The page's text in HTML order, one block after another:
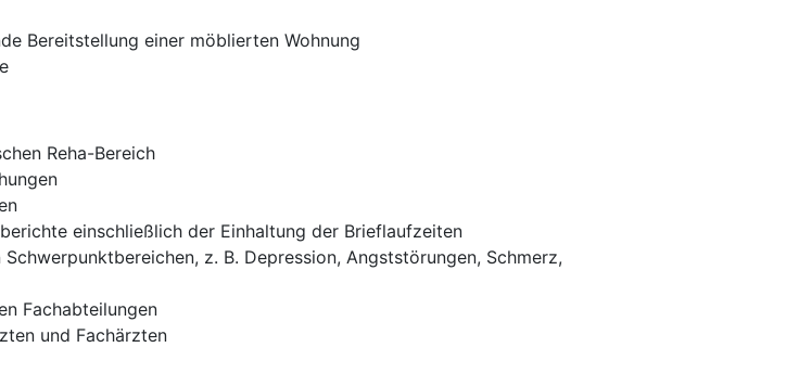
Bereitstellung einer möblierten Wohnung
Reha-Bereich
einschließlich der Einhaltung der Brieflaufzeiten
z. B. Depression, Angststörungen, Schmerz,
Fachabteilungen
und Fachärzten